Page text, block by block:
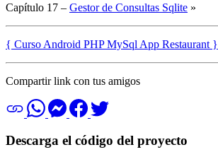
Capítulo 17 – Gestor de Consultas Sqlite »
{ Curso Android PHP MySql App Restaurant }
Compartir link con tus amigos
Descarga el código del proyecto